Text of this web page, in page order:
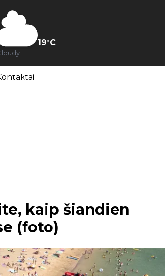
19°C
kaip šiandien
(foto)